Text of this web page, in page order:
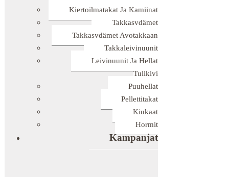
Kiertoilmatakat Ja Kamiinat
Takkasydämet
Takkasydämet Avotakkaan
Takkaleivinuunit
Leivinuunit Ja Hellat
Tulikivi
Puuhellat
Pellettitakat
Kiukaat
Hormit
Kampanjat